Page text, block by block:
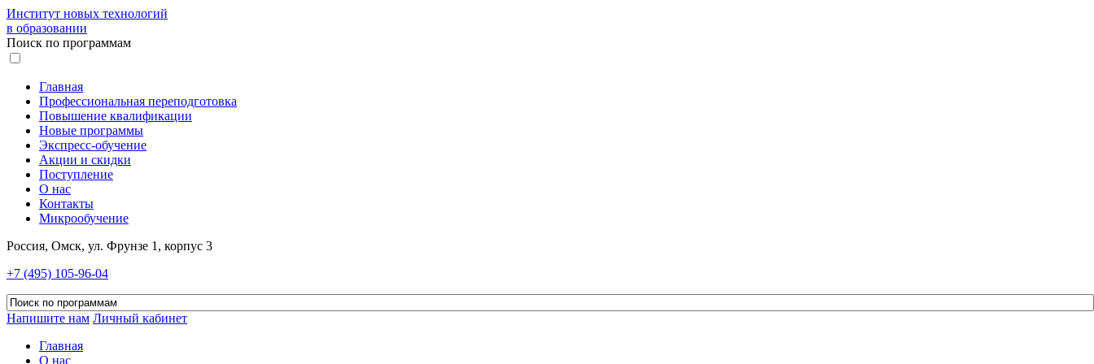
Институт новых технологий
в образовании
Поиск по программам
Главная
Профессиональная переподготовка
Повышение квалификации
Новые программы
Экспресс-обучение
Акции и скидки
Поступление
О нас
Контакты
Микрообучение
Россия, Омск, ул. Фрунзе 1, корпус 3
+7 (495) 105-96-04
Напишите нам Личный кабинет
Главная
О нас